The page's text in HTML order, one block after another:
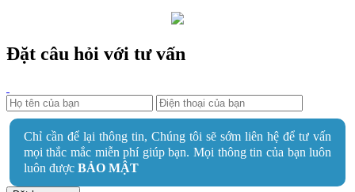
Đặt câu hỏi với tư vấn
Chỉ cần để lại thông tin, Chúng tôi sẽ sớm liên hệ để tư vấn
mọi thắc mắc miễn phí giúp bạn. Mọi thông tin của bạn luôn
luôn được BẢO MẬT